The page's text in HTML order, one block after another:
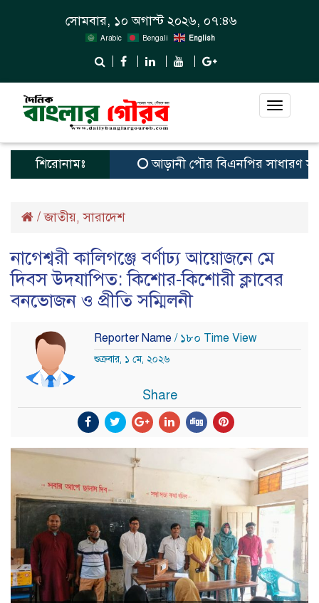
সোমবার, ১০ অগাস্ট ২০২৬, ০৭:৪৬
Arabic Bengali English
Toggle
শিরোনামঃ আড়ানী পৌর বিএনপির সাধারণ
/জাতীয়,সারাদেশ
নাগেশ্বরী কালিগঞ্জে বর্ণাঢ্য আয়োজনে মে
দিবস উদযাপিত: কিশোর-কিশোরী ক্লাবের
বনভোজন ও প্রীতি সম্মিলনী
Reporter Name / ১৮০ Time View
শুক্রবার, ১ মে, ২০২৬
Share